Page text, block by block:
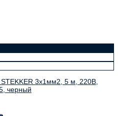
3x1мм2, 5 м, 220В,
черный